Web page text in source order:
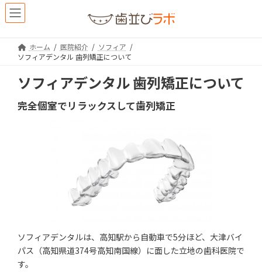
コ
ナ
ホーム 医院紹介
ソフィア
ソフィアデンタル 歯列矯正について
ソフィアデンタル 歯列矯正について
完全個室でリラックスして歯列矯正
ソフィアデンタルは、高知駅から自動車で5分ほど、大津バイ
パス（高知県道374号高知南国線）に面した立地の歯科医院で
す。